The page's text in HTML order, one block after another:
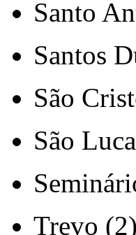
Santo
Santos
São
São
Trevo (2)